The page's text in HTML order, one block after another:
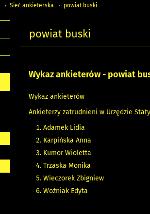
Sieć ankieterska powiat buski
powiat buski
Wykaz ankieterów - powiat
Wykaz ankieterów
Ankieterzy zatrudnieni w Urzędzie
Adamek Lidia
Karpińska Anna
Kumor Wioletta
Trzaska Monika
Wieczorek Zbigniew
Woźniak Edyta